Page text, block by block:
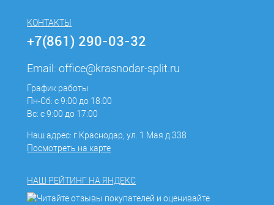
КОНТАКТЫ
+7(861) 290-03-32
Email:office@krasnodar-split.ru
График работы
Пн-Сб: с 9:00 до 18:00
Вс: с 9:00 до 17:00
Наш адрес: г.Краснодар, ул. 1 Мая д.338
Посмотреть на карте
НАШ РЕЙТИНГ НА ЯНДЕКС